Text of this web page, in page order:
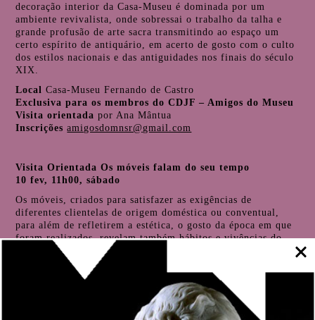
decoração interior da Casa-Museu é dominada por um
ambiente revivalista, onde sobressai o trabalho da talha e
grande profusão de arte sacra transmitindo ao espaço um
certo espírito de antiquário, em acerto de gosto com o culto
dos estilos nacionais e das antiguidades nos finais do século
XIX.
LocalCasa-Museu Fernando de Castro
Exclusiva para os membros do CDJF – Amigos do Museu
Visita orientada por Ana Mântua
Inscrições amigosdomnsr@gmail.com
Visita Orientada Os móveis falam do seu tempo
10 fev, 11h00, sábado
Os móveis, criados para satisfazer as exigências de
diferentes clientelas de origem doméstica ou conventual,
para além de refletirem a estética, o gosto da época em que
foram realizados, revelam também hábitos e vivências do
seu tempo. Enquanto em alguns podemos ainda rever
práticas do nosso quotidiano, noutros a sua função e
consequentemente a sua forma, foi completamente extinta.
Os móveis da Exposição de Longa Duração do Museu
permitem seguir um percurso de vivências da sociedade e
práticas da utilização do mobiliário entre os séculos XVI e o